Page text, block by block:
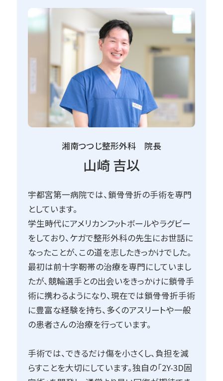
湘南つつじ整形外科 院長
山崎 吉以
宇都宮第一病院では、鎖骨骨折の手術を専門
としています。
学生時代にアメリカンフットボールやラグビー
をしており、ケガで整形外科の先生にお世話に
なったことが、この道を志したきっかけでした。
最初は前十字靭帯の治療を専門にしていまし
たが、競輪選手との出会いをきっかけに鎖骨手
術に携わるようになり、現在では鎖骨骨折手術
に豊富な経験を持ち、多くのアスリートや一般
の患者さんの治療を行っています。
手術では、できるだけ傷を小さくし、負担を減
らすことを大切にしています。独自の「2Y-3D固